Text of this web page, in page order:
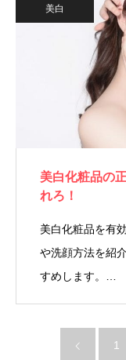
美白
美白化粧品の
れろ！
美白化粧品を有
や洗顔方法を紹
すめします。…
1